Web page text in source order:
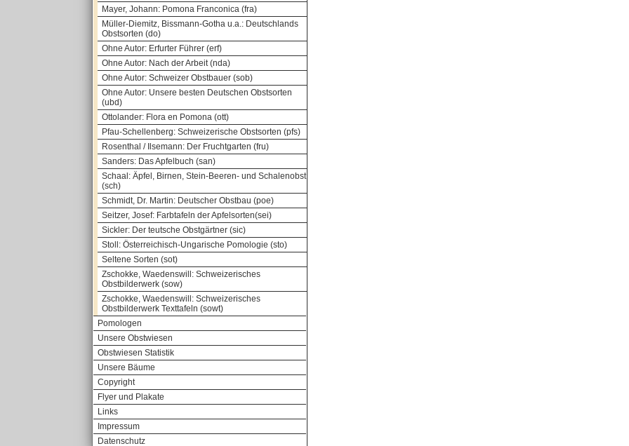
Mayer, Johann: Pomona Franconica (fra)
Müller-Diemitz, Bissmann-Gotha u.a.: Deutschlands
Obstsorten (do)
Ohne Autor: Erfurter Führer (erf)
Ohne Autor: Nach der Arbeit (nda)
Ohne Autor: Schweizer Obstbauer (sob)
Ohne Autor: Unsere besten Deutschen Obstsorten
(ubd)
Ottolander: Flora en Pomona (ott)
Pfau-Schellenberg: Schweizerische Obstsorten (pfs)
Rosenthal / Ilsemann: Der Fruchtgarten (fru)
Sanders: Das Apfelbuch (san)
Schaal: Äpfel, Birnen, Stein-Beeren- und Schalenobst
(sch)
Schmidt, Dr. Martin: Deutscher Obstbau (poe)
Seitzer, Josef: Farbtafeln der Apfelsorten(sei)
Sickler: Der teutsche Obstgärtner (sic)
Stoll: Österreichisch-Ungarische Pomologie (sto)
Seltene Sorten (sot)
Zschokke, Waedenswill: Schweizerisches
Obstbilderwerk (sow)
Zschokke, Waedenswill: Schweizerisches
Obstbilderwerk Texttafeln (sowt)
Pomologen
Unsere Obstwiesen
Obstwiesen Statistik
Unsere Bäume
Copyright
Flyer und Plakate
Links
Impressum
Datenschutz